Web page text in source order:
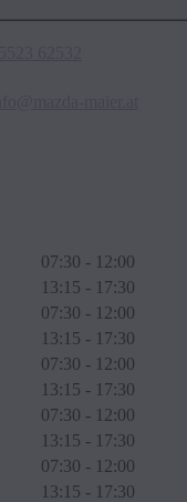
07:30 - 12:00
13:15 - 17:30
07:30 - 12:00
13:15 - 17:30
07:30 - 12:00
13:15 - 17:30
07:30 - 12:00
13:15 - 17:30
07:30 - 12:00
13:15 - 17:30